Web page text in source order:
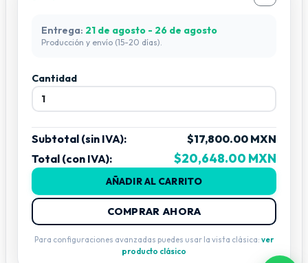
Entrega: 21 de agosto - 26 de agosto
Producción y envío (15-20 días).
Cantidad
Subtotal (sin IVA):
$17,800.00 MXN
Total (con IVA):
$20,648.00 MXN
AÑADIR AL CARRITO
COMPRAR AHORA
Para configuraciones avanzadas puedes usar la vista clásica: ver
producto clásico